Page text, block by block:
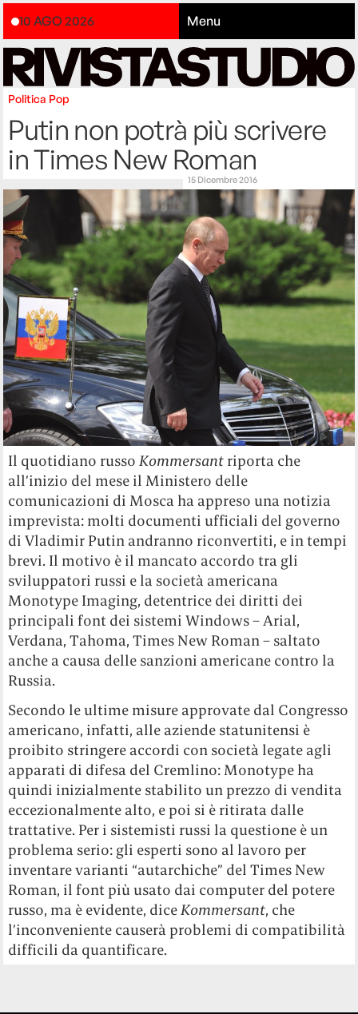
10 AGO 2026 Menu
Politica Pop
Putin non potrà più scrivere
in Times New Roman
15 Dicembre 2016
Il quotidiano russoKommersant riporta che
all’inizio del mese il Ministero delle
comunicazioni di Mosca ha appreso una notizia
imprevista: molti documenti ufficiali del governo
di Vladimir Putin andranno riconvertiti, e in tempi
brevi. Il motivo è il mancato accordo tra gli
sviluppatori russi e la società americana
Monotype Imaging, detentrice dei diritti dei
principali font dei sistemi Windows – Arial,
Verdana, Tahoma, Times New Roman – saltato
anche a causa delle sanzioni americane contro la
Russia.
Secondo le ultime misure approvate dal Congresso
americano, infatti, alle aziende statunitensi è
proibito stringere accordi con società legate agli
apparati di difesa del Cremlino: Monotype ha
quindi inizialmente stabilito un prezzo di vendita
eccezionalmente alto, e poi si è ritirata dalle
trattative. Per i sistemisti russi la questione è un
problema serio: gli esperti sono al lavoro per
inventare varianti “autarchiche” del Times New
Roman, il font più usato dai computer del potere
russo, ma è evidente, diceKommersant, che
l’inconveniente causerà problemi di compatibilità
difficili da quantificare.